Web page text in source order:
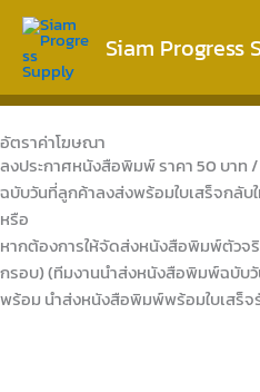
Skip
content
Siam Progress
อัตราค่าโฆษณา
ลงประกาศหนังสือพิมพ์ ราคา 50 บา
ฉบับวันที่ลูกค้าลงส่งพร้อมใบเสร็จกลับ
หรือ
หากต้องการให้จัดส่งหนังสือพิมพ์ตัวจริ
กรอบ) (ทีมงานนำส่งหนังสือพิมพ์ฉบับ
พร้อม นำส่งหนังสือพิมพ์พร้อมใบเสร็จ